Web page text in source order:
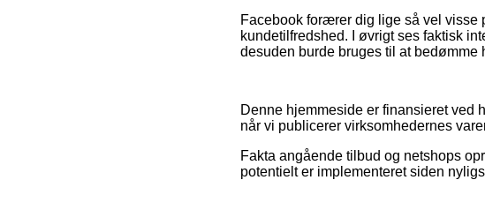
Facebook forærer dig lige så vel
kundetilfredshed. I øvrigt ses faktisk
desuden burde bruges til at bedømme
Denne hjemmeside er finansieret
når vi publicerer virksomhedernes
Fakta angående tilbud og netshops
potentielt er implementeret siden